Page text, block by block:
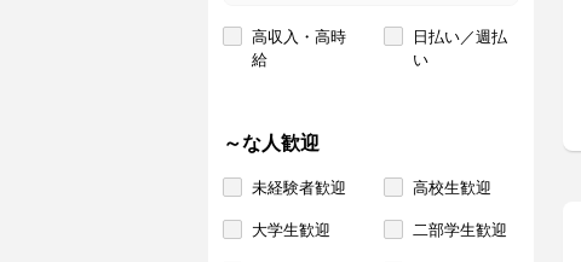
高収入・高時
給
日払い／週払
い
～な人歓迎
未経験者歓迎 高校生歓迎
大学生歓迎 二部学生歓迎